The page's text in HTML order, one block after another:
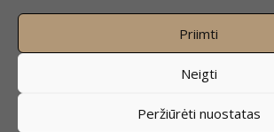
Priimti
Neigti
Peržiūrėti nuostatas